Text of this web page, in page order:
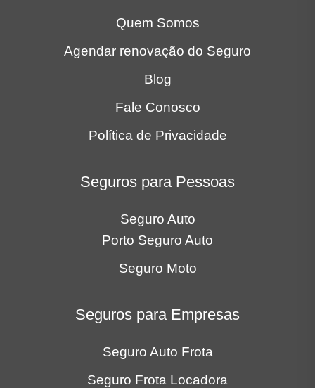
Quem Somos
Agendar renovação do Seguro
Blog
Fale Conosco
Política de Privacidade
Seguros para Pessoas
Seguro Auto
Porto Seguro Auto
Seguro Moto
Seguros para Empresas
Seguro Auto Frota
Seguro Frota Locadora